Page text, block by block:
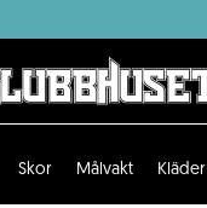
Skor Målvakt Kläder